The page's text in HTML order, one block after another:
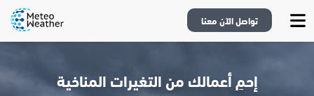
تواصل الآن معنا
إحمِ أعمالك من التغيرات المناخية